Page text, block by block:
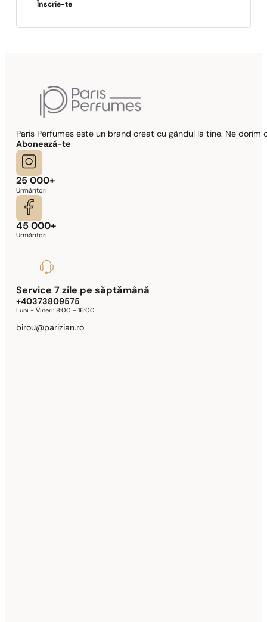
Înscrie-te
Paris Perfumes este un brand creat cu gândul la tine. Ne
Abonează-te
25 000+
Urmăritori
45 000+
Urmăritori
Service 7 zile pe săptămână
+40373809575
Luni - Vineri:8:00 - 16:00
birou@parizian.ro